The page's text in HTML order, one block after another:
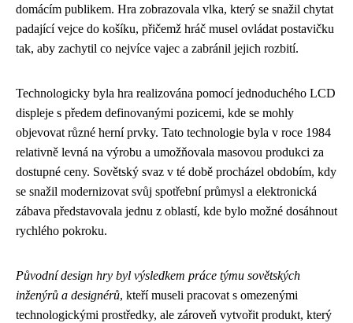
domácím publikem. Hra zobrazovala vlka, který se snažil chytat
padající vejce do košíku, přičemž hráč musel ovládat postavičku
tak, aby zachytil co nejvíce vajec a zabránil jejich rozbití.
Technologicky byla hra realizována pomocí jednoduchého LCD
displeje s předem definovanými pozicemi, kde se mohly
objevovat různé herní prvky. Tato technologie byla v roce 1984
relativně levná na výrobu a umožňovala masovou produkci za
dostupné ceny. Sovětský svaz v té době procházel obdobím, kdy
se snažil modernizovat svůj spotřební průmysl a elektronická
zábava představovala jednu z oblastí, kde bylo možné dosáhnout
rychlého pokroku.
Původní design hry byl výsledkem práce týmu sovětských
inženýrů a designérů, kteří museli pracovat s omezenými
technologickými prostředky, ale zároveň vytvořit produkt, který